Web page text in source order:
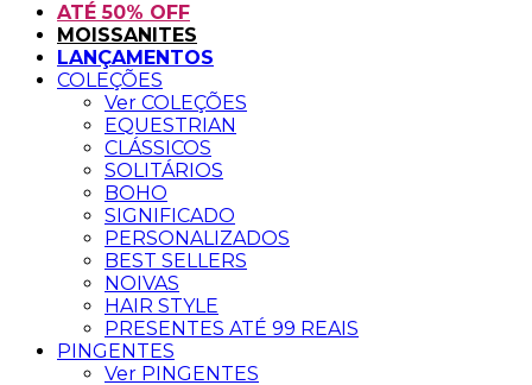
ATÉ 50% OFF
MOISSANITES
LANÇAMENTOS
COLEÇÕES
Ver COLEÇÕES
EQUESTRIAN
CLÁSSICOS
SOLITÁRIOS
BOHO
SIGNIFICADO
PERSONALIZADOS
BEST SELLERS
NOIVAS
HAIR STYLE
PRESENTES ATÉ 99 REAIS
PINGENTES
Ver PINGENTES